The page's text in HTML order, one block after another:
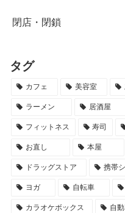
閉店・閉鎖
タグ
カフェ 美容室
ラーメン 居酒屋
フィットネス 寿司
お直し 本屋
ドラッグストア 携帯
ヨガ 自転車
カラオケボックス 自